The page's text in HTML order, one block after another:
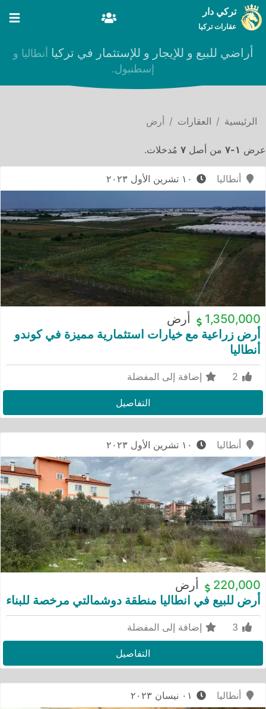
تركي دار
عقارات تركيا
أراضي للبيع و للإيجار و للإستثمار في تركيا أنطاليا و
إسطنبول.
الرئيسية العقارات أرض
عرض ١-٧ من أصل ٧ مُدخلات.
أنطاليا
1,350,000
أرض
أرض زراعية مع خيارات استثمارية مميزة في كوندو
أنطاليا
إضافة إلى المفضلة
التفاصيل
أنطاليا
220,000
أرض
أرض للبيع في انطاليا منطقة دوشمالتي مرخصة للبناء
إضافة إلى المفضلة
التفاصيل
أنطاليا